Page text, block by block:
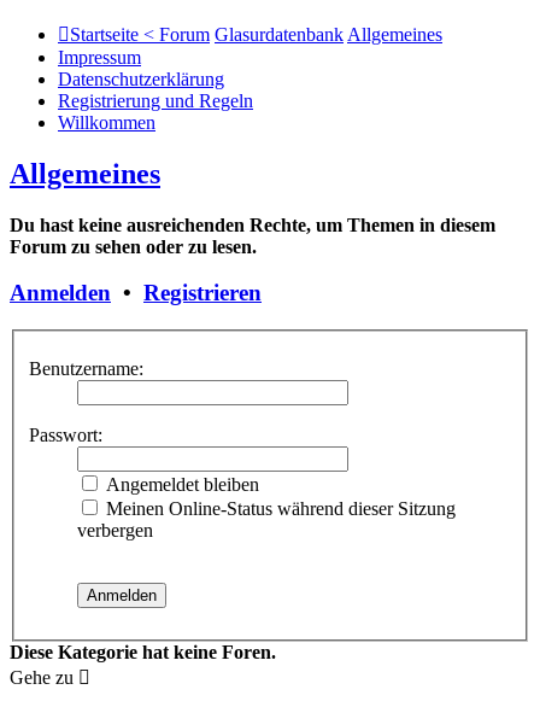
Startseite < Forum Glasurdatenbank Allgemeines
Impressum
Datenschutzerklärung
Registrierung und Regeln
Willkommen
Allgemeines
Du hast keine ausreichenden Rechte, um Themen in diesem
Forum zu sehen oder zu lesen.
Anmelden • Registrieren
Benutzername:
Passwort:
Angemeldet bleiben
Meinen Online-Status während dieser Sitzung
verbergen
Diese Kategorie hat keine Foren.
Gehe zu